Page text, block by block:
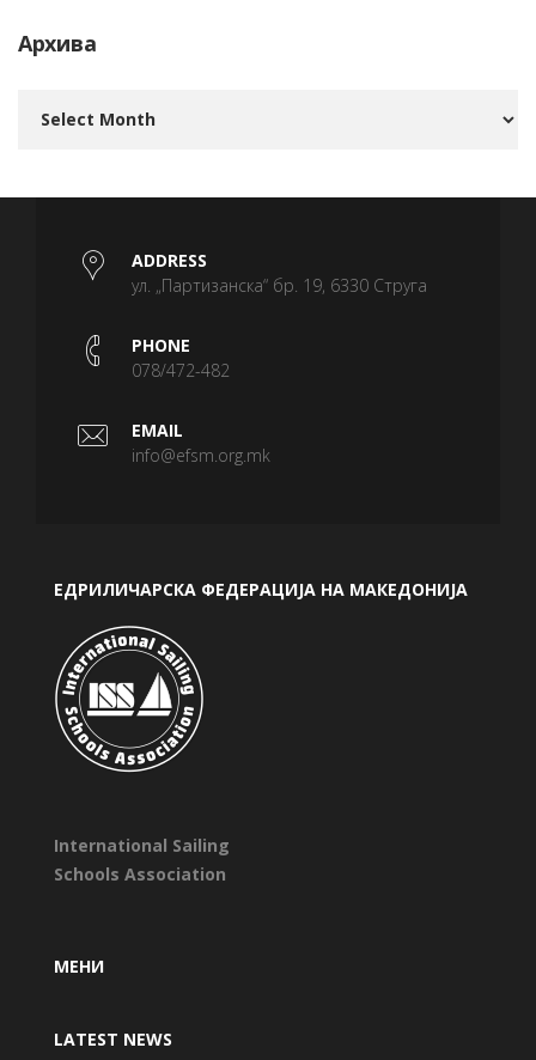
Архива
ADDRESS
ул. „Партизанска“ бр. 19, 6330 Струга
PHONE
078/472-482
EMAIL
info@efsm.org.mk
ЕДРИЛИЧАРСКА ФЕДЕРАЦИЈА НА МАКЕДОНИЈА
International Sailing
Schools Association
МЕНИ
LATEST NEWS